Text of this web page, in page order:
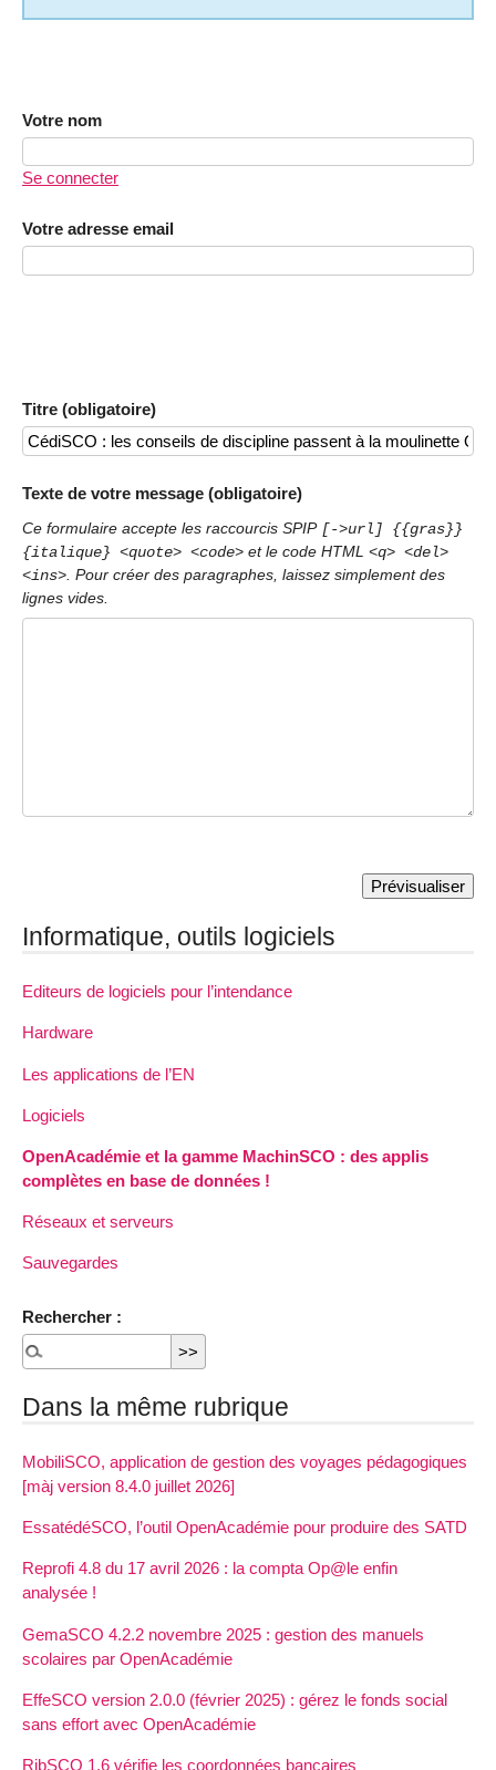
Votre nom
Se connecter
Votre adresse email
Titre (obligatoire)
Texte de votre message (obligatoire)
Ce formulaire accepte les raccourcis SPIP [->url] {{gras}}
{italique} <quote> <code> et le code HTML <q> <del>
<ins>. Pour créer des paragraphes, laissez simplement des
lignes vides.
Informatique, outils logiciels
Editeurs de logiciels pour l’intendance
Hardware
Les applications de l’EN
Logiciels
OpenAcadémie et la gamme MachinSCO : des applis
complètes en base de données !
Réseaux et serveurs
Sauvegardes
Rechercher :
Dans la même rubrique
MobiliSCO, application de gestion des voyages pédagogiques
[màj version 8.4.0 juillet 2026]
EssatédéSCO, l’outil OpenAcadémie pour produire des SATD
Reprofi 4.8 du 17 avril 2026 : la compta Op@le enfin
analysée !
GemaSCO 4.2.2 novembre 2025 : gestion des manuels
scolaires par OpenAcadémie
EffeSCO version 2.0.0 (février 2025) : gérez le fonds social
sans effort avec OpenAcadémie
RibSCO 1.6 vérifie les coordonnées bancaires